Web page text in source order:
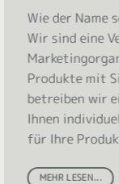
Wie der Name
Wir sind eine
Produkte mit
betreiben wir
Ihnen
für Ihre
MEHR LESEN...